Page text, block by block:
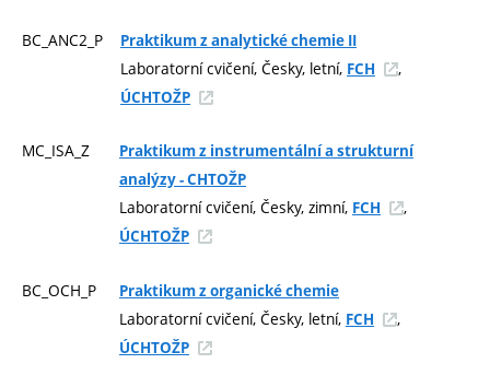
BC_ANC2_P Praktikum z analytické chemie II
Laboratorní cvičení, Česky, letní, FCH ,
ÚCHTOŽP
MC_ISA_Z
Praktikum z instrumentální a strukturní
analýzy - CHTOŽP
Laboratorní cvičení, Česky, zimní, FCH ,
ÚCHTOŽP
BC_OCH_P Praktikum z organické chemie
Laboratorní cvičení, Česky, letní, FCH ,
ÚCHTOŽP